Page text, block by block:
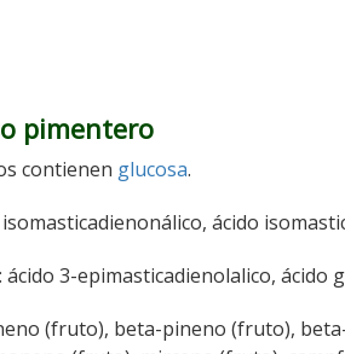
pimentero
contienen glucosa.
ácido
: ácido 3-epimasticadienolalico, ácido
(fruto), beta-pineno (fruto),